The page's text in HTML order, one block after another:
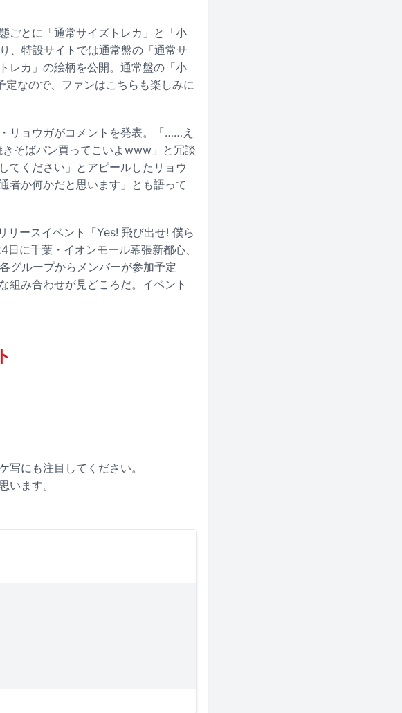
ごとに「通常サイズトレカ」と「小
、特設サイトでは通常盤の「通常サ
レカ」の絵柄を公開。通常盤の「小
なので、ファンはこちらも楽しみに
リョウガがコメントを発表。「……え
そばパン買ってこいよwww」と冗談
てください」とアピールしたリョウ
者か何かだと思います」とも語って
リースイベント「Yes! 飛び出せ! 僕ら
に千葉・イオンモール幕張新都心、
グループからメンバーが参加予定
組み合わせが見どころだ。イベント
にも注目してください。
います。